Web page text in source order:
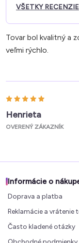
VŠETKY RECENZIE
Tovar bol kvalitný a
veľmi rýchlo.
Henrieta
OVERENÝ ZÁKAZNÍK
Informácie o
Doprava a platba
Reklamácie a vrátenie
Často kladené otázky